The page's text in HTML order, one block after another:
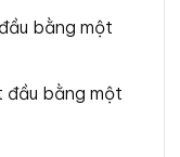
bằng một
đầu bằng một